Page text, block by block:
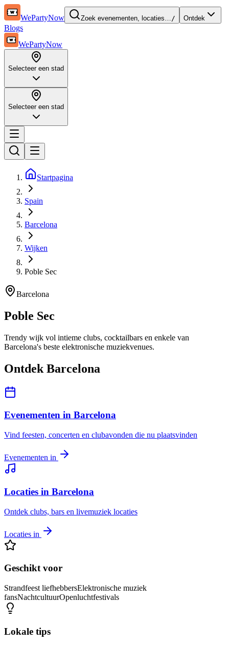
WePartyNow Zoek evenementen, locaties…/ Ontdek
Blogs
WePartyNow
Selecteer een stad
Selecteer een stad
Startpagina
Spain
Barcelona
Wijken
Poble Sec
Barcelona
Poble Sec
Trendy wijk vol intieme clubs, cocktailbars en enkele van
Barcelona's beste elektronische muziekvenues.
Ontdek Barcelona
Evenementen in Barcelona
Vind feesten, concerten en clubavonden die nu plaatsvinden
Evenementen in
Locaties in Barcelona
Ontdek clubs, bars en livemuziek locaties
Locaties in
Geschikt voor
Strandfeest liefhebbersElektronische muziek
fansNachtcultuurOpenluchtfestivals
Lokale tips